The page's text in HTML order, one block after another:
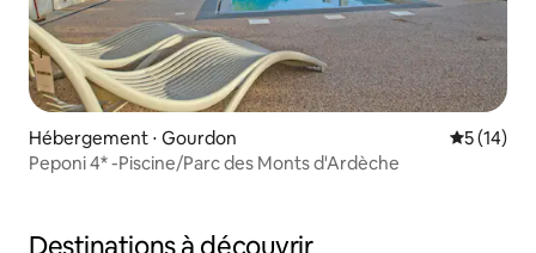
Hébergement ⋅ Gourdon
5 (14)
Peponi 4* -Piscine/Parc des Monts d'Ardèche